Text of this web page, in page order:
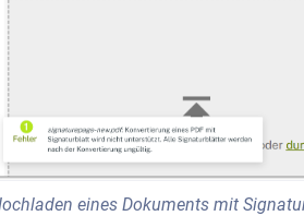
eines Dokuments mit